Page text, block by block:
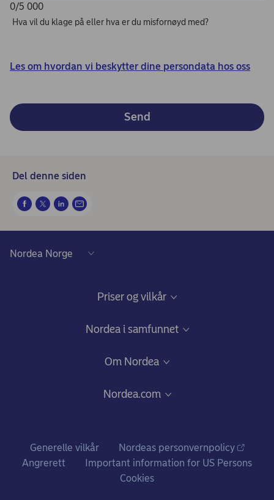
0/5 000
Hva vil du klage på eller hva er du misfornøyd med?
Les om hvordan vi beskytter dine persondata hos oss
Send
Del denne siden
Priser og vilkår
Vilkår for bedriftskunder
Nordea i samfunnet
Om Nordea
Ris, ros og klager
Nordea.com
Hvem vi er
Nordea i tall
Generelle vilkår
Nordeas personvernpolicy
Angrerett
Important information for US Persons
Cookies